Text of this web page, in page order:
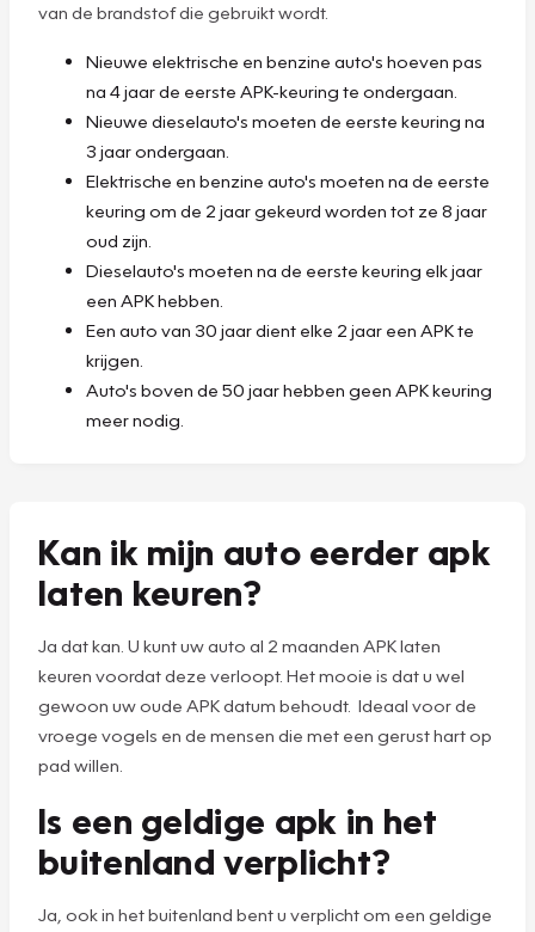
van de brandstof die gebruikt wordt.
Nieuwe elektrische en benzine auto's hoeven pas
na 4 jaar de eerste APK-keuring te ondergaan.
Nieuwe dieselauto's moeten de eerste keuring na
3 jaar ondergaan.
Elektrische en benzine auto's moeten na de eerste
keuring om de 2 jaar gekeurd worden tot ze 8 jaar
oud zijn.
Dieselauto's moeten na de eerste keuring elk jaar
een APK hebben.
Een auto van 30 jaar dient elke 2 jaar een APK te
krijgen.
Auto's boven de 50 jaar hebben geen APK keuring
meer nodig.
Kan ik mijn auto eerder apk
laten keuren?
Ja dat kan. U kunt uw auto al 2 maanden APK laten
keuren voordat deze verloopt. Het mooie is dat u wel
gewoon uw oude APK datum behoudt. Ideaal voor de
vroege vogels en de mensen die met een gerust hart op
pad willen.
Is een geldige apk in het
buitenland verplicht?
Ja, ook in het buitenland bent u verplicht om een geldige